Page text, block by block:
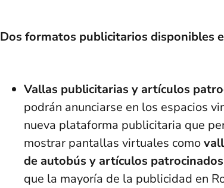
Dos formatos publicitarios disponibles
Vallas publicitarias y artículos
podrán anunciarse en los espacios
nueva plataforma publicitaria que
mostrar pantallas virtuales como
de autobús y artículos
que la mayoría de la publicidad en